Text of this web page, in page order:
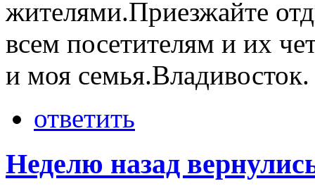
жителями.Приезжайте
всем посетителям и их
и моя семья.Владивосток.
ответить
Неделю назад